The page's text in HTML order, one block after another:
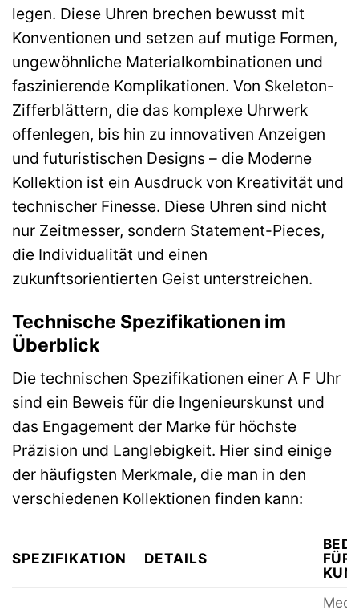
legen. Diese Uhren brechen bewusst mit
Konventionen und setzen auf mutige Formen,
ungewöhnliche Materialkombinationen und
faszinierende Komplikationen. Von Skeleton-
Zifferblättern, die das komplexe Uhrwerk
offenlegen, bis hin zu innovativen Anzeigen
und futuristischen Designs – die Moderne
Kollektion ist ein Ausdruck von Kreativität und
technischer Finesse. Diese Uhren sind nicht
nur Zeitmesser, sondern Statement-Pieces,
die Individualität und einen
zukunftsorientierten Geist unterstreichen.
Technische Spezifikationen im
Überblick
Die technischen Spezifikationen einer A F Uhr
sind ein Beweis für die Ingenieurskunst und
das Engagement der Marke für höchste
Präzision und Langlebigkeit. Hier sind einige
der häufigsten Merkmale, die man in den
verschiedenen Kollektionen finden kann:
SPEZIFIKATION DETAILS
FÜR